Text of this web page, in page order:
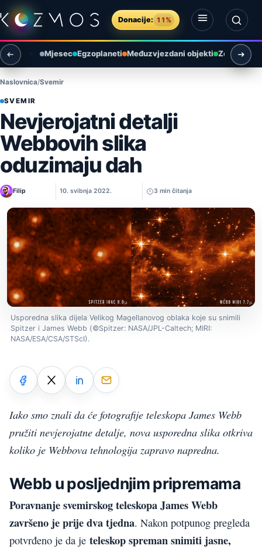
Preskoči na sadržaj
Donacije: 11%
Otvori izbornik
Otvori pretragu
Mjesec Egzoplaneti Međuzvjezdani objekti Zemlja i
Naslovnica Svemir
SVEMIR
Nevjerojatni detalji
Webbovih slika
oduzimaju dah
Filip 10. svibnja 2022. 3 min čitanja
Usporedna slika dijela Velikog Magellanovog oblaka koje su snimili
Spitzer i James Webb (©Spitzer: NASA/JPL-Caltech; MIRI:
NASA/ESA/CSA/STScI).
Iako smo znali da će fotografije teleskopa James Webb
pružiti nevjerojatne detalje, nova usporedna slika otkriva
koliko je Webbova tehnologija zapravo napredna.
Webb u posljednjim pripremama
Poravnanje svemirskog teleskopa James Webb
završeno je prije dva tjedna. Nakon potpunog pregleda
potvrđeno je da je teleskop spreman snimiti jasne,